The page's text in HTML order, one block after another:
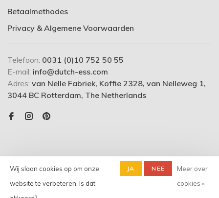
Betaalmethodes
Privacy & Algemene Voorwaarden
Telefoon: 0031 (0)10 752 50 55
E-mail: info@dutch-ess.com
Adres: van Nelle Fabriek, Koffie 2328, van Nelleweg 1,
3044 BC Rotterdam, The Netherlands
© Copyright 2026 dutch-ess.com
Wij slaan cookies op om onze
website te verbeteren. Is dat
JA NEE
Meer over
cookies »